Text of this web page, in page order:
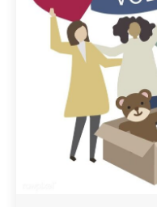
освещено
этапы его
варианты